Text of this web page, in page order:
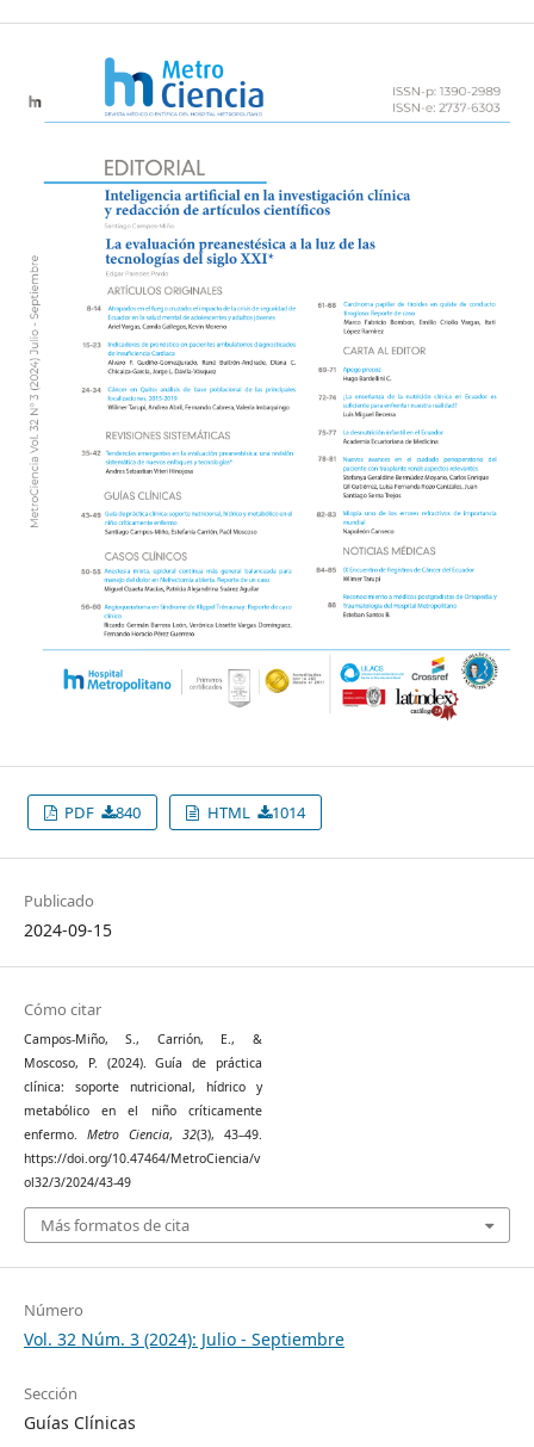
PDF 840 HTML 1014
Publicado
2024-09-15
Cómo citar
Campos-Miño, S., Carrión, E., &
Moscoso, P. (2024). Guía de práctica
clínica: soporte nutricional, hídrico y
metabólico en el niño críticamente
enfermo. Metro Ciencia, 32(3), 43–49.
https://doi.org/10.47464/MetroCiencia/v
ol32/3/2024/43-49
Más formatos de cita
Número
Vol. 32 Núm. 3 (2024): Julio - Septiembre
Sección
Guías Clínicas